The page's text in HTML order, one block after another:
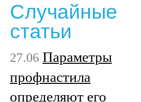
Случайные
статьи
27.06 Параметры
профнастила
определяют его